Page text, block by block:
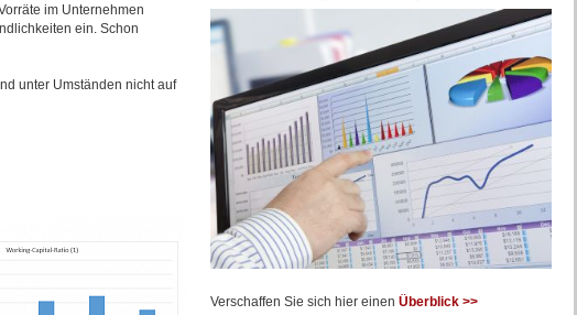
im Unternehmen
ein. Schon
unter Umständen nicht auf
Verschaffen Sie sich hier einen Überblick >>